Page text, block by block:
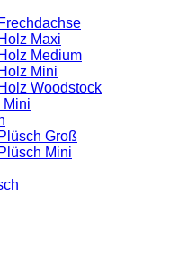
Maxi
Medium
Mini
Woodstock
Mini
Groß
Mini